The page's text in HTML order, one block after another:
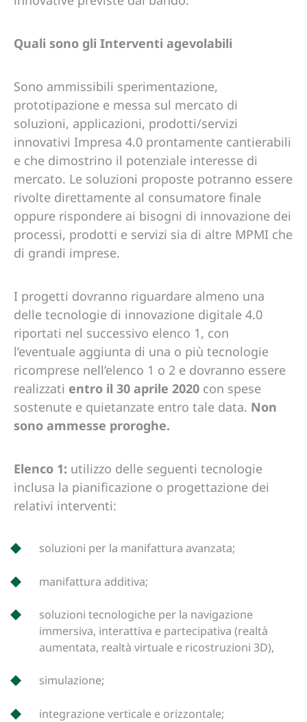
Quali sono gli Interventi agevolabili
Sono ammissibili sperimentazione,
prototipazione e messa sul mercato di
soluzioni, applicazioni, prodotti/servizi
innovativi Impresa 4.0 prontamente cantierabili
e che dimostrino il potenziale interesse di
mercato. Le soluzioni proposte potranno essere
rivolte direttamente al consumatore finale
oppure rispondere ai bisogni di innovazione dei
processi, prodotti e servizi sia di altre MPMI che
di grandi imprese.
I progetti dovranno riguardare almeno una
delle tecnologie di innovazione digitale 4.0
riportati nel successivo elenco 1, con
l’eventuale aggiunta di una o più tecnologie
ricomprese nell’elenco 1 o 2 e dovranno essere
realizzati entro il 30 aprile 2020 con spese
sostenute e quietanzate entro tale data. Non
sono ammesse proroghe.
Elenco 1: utilizzo delle seguenti tecnologie
inclusa la pianificazione o progettazione dei
relativi interventi:
soluzioni per la manifattura avanzata;
manifattura additiva;
soluzioni tecnologiche per la navigazione
immersiva, interattiva e partecipativa (realtà
aumentata, realtà virtuale e ricostruzioni 3D),
simulazione;
integrazione verticale e orizzontale;